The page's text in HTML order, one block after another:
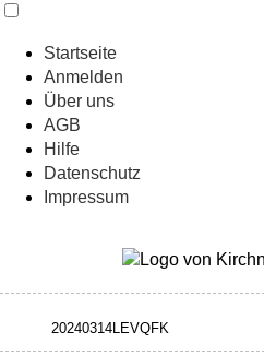
Startseite
Anmelden
Über uns
AGB
Hilfe
Datenschutz
Impressum